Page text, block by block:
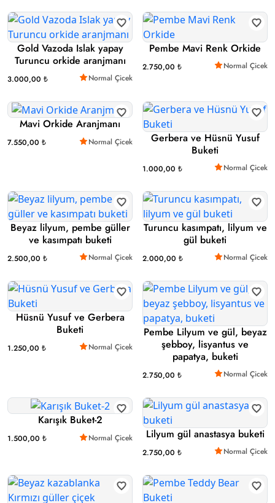
Gold Vazoda Islak yapay
Turuncu orkide aranjmanı
3.000,00 ₺ Normal Çicek
Pembe Mavi Renk Orkide
2.750,00 ₺ Normal Çicek
Mavi Orkide Aranjmanı
7.550,00 ₺ Normal Çicek
Gerbera ve Hüsnü Yusuf
Buketi
1.000,00 ₺ Normal Çicek
Beyaz lilyum, pembe güller
ve kasımpatı buketi
2.500,00 ₺ Normal Çicek
Turuncu kasımpatı, lilyum ve
gül buketi
2.000,00 ₺ Normal Çicek
Hüsnü Yusuf ve Gerbera
Buketi
1.250,00 ₺ Normal Çicek
Pembe Lilyum ve gül, beyaz
şebboy, lisyantus ve
papatya, buketi
2.750,00 ₺ Normal Çicek
Karışık Buket-2
1.500,00 ₺ Normal Çicek Lilyum gül anastasya buketi
2.750,00 ₺ Normal Çicek